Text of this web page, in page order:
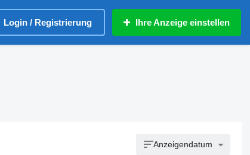
Login / Registrierung Ihre Anzeige einstellen
Anzeigendatum